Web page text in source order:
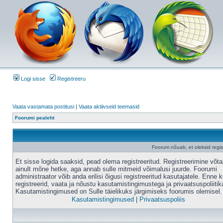
Logi sisse Registreeru
Vaata vastamata postitusi | Vaata aktiivseid teemasid
Foorumi pealeht
Foorum nõuab, et oleksid
Et sisse logida saaksid, pead olema registreeritud. Registreerimine
ainult mõne hetke, aga annab sulle mitmeid võimalusi juurde. Foorumi
administraator võib anda erilisi õigusi registreeritud kasutajatele. Enne
registreerid, vaata ja nõustu kasutamistingimustega ja
Kasutamistingimused on Sulle täielikuks järgimiseks foorumis olemisel.
Kasutamistingimused
Privaatsuspoliis